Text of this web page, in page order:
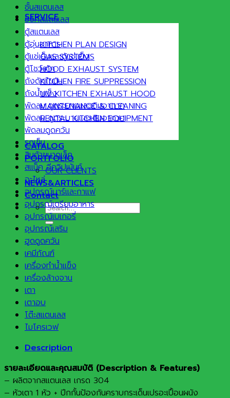
SERVICE
KITCHEN PLAN DESIGN
GAS SYSTEMS
HOOD EXHAUST SYSTEM
KITCHEN FIRE SUPPRESSION
UV KITCHEN EXHAUST HOOD
MAINTENANCE & CLEANING
RENTAL KITCHEN EQUIPMENT
CATALOG
PORTFOLIO
OUR CLIENTS
NEWS&ARTICLES
Contact
Search
for:
ชั้นสแตนเลส
ซิงค์สแตนเลส
ตู้สแตนเลส
ตู้อุ่นอาหาร
ตู้แช่เย็นและตู้แช่แข็ง
ตู้โชว์เค้ก
ถังดักไขมัน
ถังน้ำแข็ง
พัดลม ดูดระบายและเติมอากาศ
พัดลม ดูดระบายและเติมอากาศ
พัดลมดูดควัน
รถเข็น
สินค้าขนาดเล็ก
สแน็ค อีควิปเม้นท์
อะไหล่
อุปกรณ์บาร์และกาแฟ
อุปกรณ์เตรียมอาหาร
อุปกรณ์เบเกอรี่
อุปกรณ์เสริม
ฮูดดูดควัน
เคมีภัณฑ์
เครื่องทำน้ำแข็ง
เครื่องล้างจาน
เตา
เตาอบ
โต๊ะสแตนเลส
ไมโครเวฟ
Description
รายละเอียดและคุณสมบัติ (Description & Features)
– ผลิตจากสแตนเลส เกรด 304
– หัวเตา 1 หัว + ปีกกั้นป้องกันคราบกระเด็นเปรอะเปื้อนผนัง